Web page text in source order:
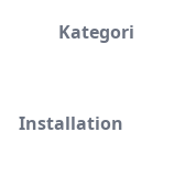
Kategori
Installation